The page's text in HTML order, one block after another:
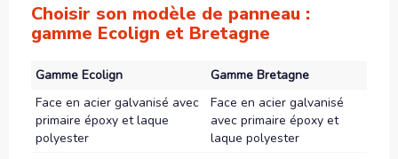
Choisir son modèle de panneau :
gamme Ecolign et Bretagne
Gamme Ecolign
Gamme Bretagne
Face en acier galvanisé avec
primaire époxy et laque
polyester
Face en acier galvanisé
avec primaire époxy et
laque polyester